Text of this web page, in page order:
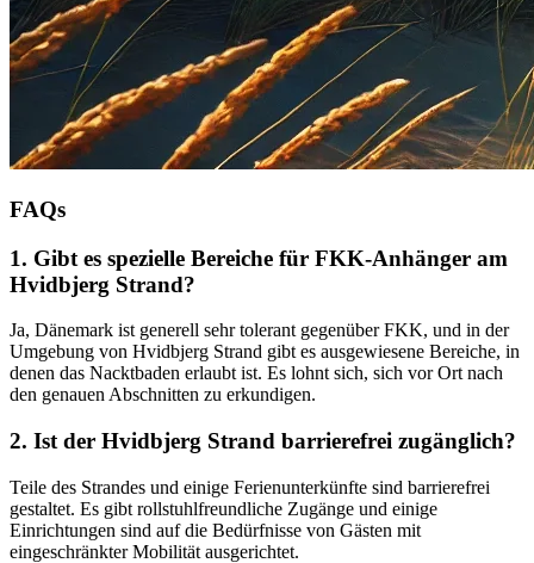
FAQs
1. Gibt es spezielle Bereiche für FKK-Anhänger am
Hvidbjerg Strand?
Ja, Dänemark ist generell sehr tolerant gegenüber FKK, und in der
Umgebung von Hvidbjerg Strand gibt es ausgewiesene Bereiche, in
denen das Nacktbaden erlaubt ist. Es lohnt sich, sich vor Ort nach
den genauen Abschnitten zu erkundigen.
2. Ist der Hvidbjerg Strand barrierefrei zugänglich?
Teile des Strandes und einige Ferienunterkünfte sind barrierefrei
gestaltet. Es gibt rollstuhlfreundliche Zugänge und einige
Einrichtungen sind auf die Bedürfnisse von Gästen mit
eingeschränkter Mobilität ausgerichtet.